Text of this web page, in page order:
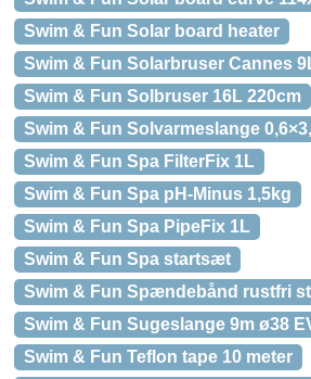
Swim & Fun Solar board heater
Swim & Fun Solarbruser Cannes
Swim & Fun Solbruser 16L 220cm
Swim & Fun Solvarmeslange
Swim & Fun Spa FilterFix 1L
Swim & Fun Spa pH-Minus 1,5kg
Swim & Fun Spa PipeFix 1L
Swim & Fun Spa startsæt
Swim & Fun Spændebånd rustfri
Swim & Fun Sugeslange 9m ø38
Swim & Fun Teflon tape 10 meter